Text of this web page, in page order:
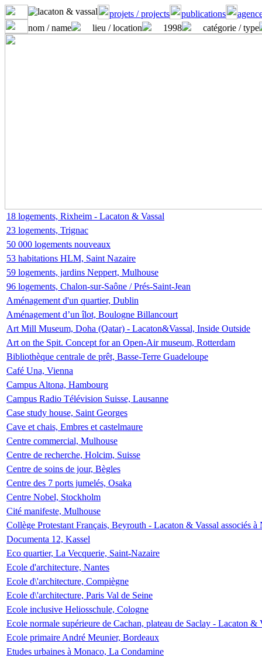
projets / projects publications
nom / name
lieu / location 1998 catégorie / type
18 logements, Rixheim - Lacaton & Vassal
23 logements, Trignac
50 000 logements nouveaux
53 habitations HLM, Saint Nazaire
59 logements, jardins Neppert, Mulhouse
96 logements, Chalon-sur-Saône / Prés-Saint-Jean
Aménagement d'un quartier, Dublin
Aménagement d’un îlot, Boulogne Billancourt
Art Mill Museum, Doha (Qatar) - Lacaton&Vassal, Inside Outside
Art on the Spit. Concept for an Open-Air museum, Rotterdam
Bibliothèque centrale de prêt, Basse-Terre Guadeloupe
Café Una, Vienna
Campus Altona, Hambourg
Campus Radio Télévision Suisse, Lausanne
Case study house, Saint Georges
Cave et chais, Embres et castelmaure
Centre commercial, Mulhouse
Centre de recherche, Holcim, Suisse
Centre de soins de jour, Bègles
Centre des 7 ports jumelés, Osaka
Centre Nobel, Stockholm
Cité manifeste, Mulhouse
Collège Protestant Français, Beyrouth - Lacaton & Vassal associés
Documenta 12, Kassel
Eco quartier, La Vecquerie, Saint-Nazaire
Ecole d'architecture, Nantes
Ecole d\'architecture, Compiègne
Ecole d\'architecture, Paris Val de Seine
Ecole inclusive Heliosschule, Cologne
Ecole normale supérieure de Cachan, plateau de Saclay - Lacaton &
Ecole primaire André Meunier, Bordeaux
Etudes urbaines à Monaco, La Condamine